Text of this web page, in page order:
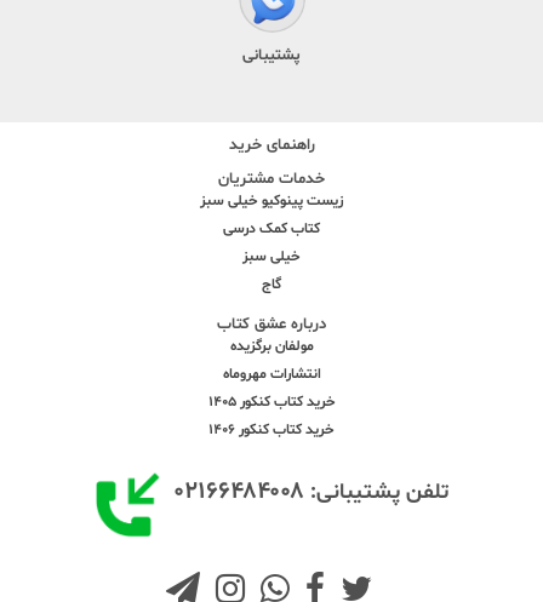
پشتیبانی
راهنمای خرید
خدمات مشتریان
زیست پینوکیو خیلی سبز
کتاب کمک درسی
خیلی سبز
گاج
درباره عشق کتاب
مولفان برگزیده
انتشارات مهروماه
خرید کتاب کنکور 1405
خرید کتاب کنکور 1406
تلفن پشتیبانی: ۰۲۱۶۶۴۸۴۰۰۸